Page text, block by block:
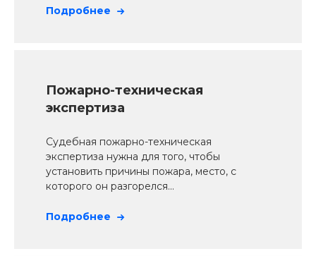
Подробнее
Пожарно-техническая
экспертиза
Судебная пожарно-техническая
экспертиза нужна для того, чтобы
установить причины пожара, место, с
которого он разгорелся...
Подробнее